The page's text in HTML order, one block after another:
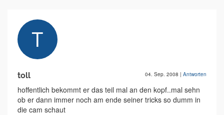
toll 04. Sep. 2008 | Antworten
hoffentlich bekommt er das teil mal an den kopf..mal sehn
ob er dann immer noch am ende seiner tricks so dumm in
die cam schaut